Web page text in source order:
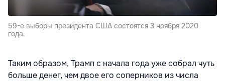
59-е выборы президента США состоятся 3 ноября 2020
года.
Таким образом, Трамп с начала года уже собрал чуть
больше денег, чем двое его соперников из числа